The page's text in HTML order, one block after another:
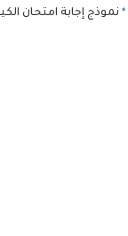
نموذج إجابة امتحان